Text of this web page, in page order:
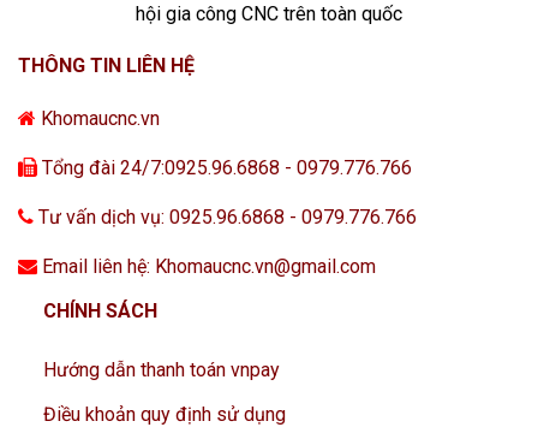
hội gia công CNC trên toàn quốc
THÔNG TIN LIÊN HỆ
Khomaucnc.vn
Tổng đài 24/7:0925.96.6868 - 0979.776.766
Tư vấn dịch vụ: 0925.96.6868 - 0979.776.766
Email liên hệ: Khomaucnc.vn@gmail.com
CHÍNH SÁCH
Hướng dẫn thanh toán vnpay
Điều khoản quy định sử dụng